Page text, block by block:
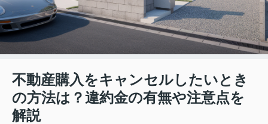
不動産購入をキャンセルしたいとき
の方法は？違約金の有無や注意点を
解説